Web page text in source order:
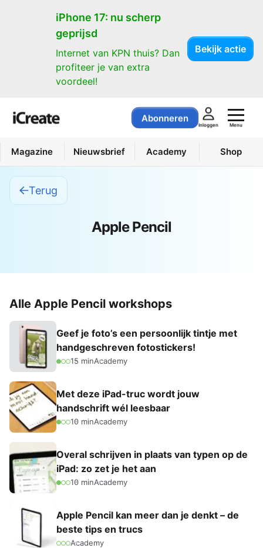
iPhone 17: nu scherp
geprijsd
Internet van KPN thuis? Dan
profiteer je van extra
voordeel!
Bekijk actie
Abonneren
Inloggen Menu
Magazine Nieuwsbrief Academy Shop
Terug
Apple Pencil
Alle Apple Pencil workshops
Geef je foto’s een persoonlijk tintje met
handgeschreven fotostickers!
15 minAcademy
Met deze iPad-truc wordt jouw
handschrift wél leesbaar
10 minAcademy
Overal schrijven in plaats van typen op de
iPad: zo zet je het aan
10 minAcademy
Apple Pencil kan meer dan je denkt – de
beste tips en trucs
Academy